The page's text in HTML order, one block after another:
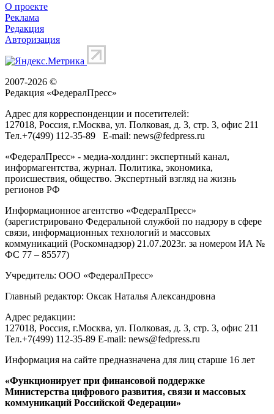
О проекте
Реклама
Редакция
Авторизация
2007-2026 ©
Редакция «ФедералПресс»
Адрес для корреспонденции и посетителей:
127018, Россия, г.Москва, ул. Полковая, д. 3, стр. 3, офис 211
Тел.+7(499) 112-35-89 E-mail: news@fedpress.ru
«ФедералПресс» - медиа-холдинг: экспертный канал,
информагентства, журнал. Политика, экономика,
происшествия, общество. Экспертный взгляд на жизнь
регионов РФ
Информационное агентство «ФедералПресс»
(зарегистрировано Федеральной службой по надзору в сфере
связи, информационных технологий и массовых
коммуникаций (Роскомнадзор) 21.07.2023г. за номером ИА №
ФС 77 – 85577)
Учредитель: ООО «ФедералПресс»
Главный редактор: Оксак Наталья Александровна
Адрес редакции:
127018, Россия, г.Москва, ул. Полковая, д. 3, стр. 3, офис 211
Тел.+7(499) 112-35-89 E-mail: news@fedpress.ru
Информация на сайте предназначена для лиц старше 16 лет
«Функционирует при финансовой поддержке
Министерства цифрового развития, связи и массовых
коммуникаций Российской Федерации»